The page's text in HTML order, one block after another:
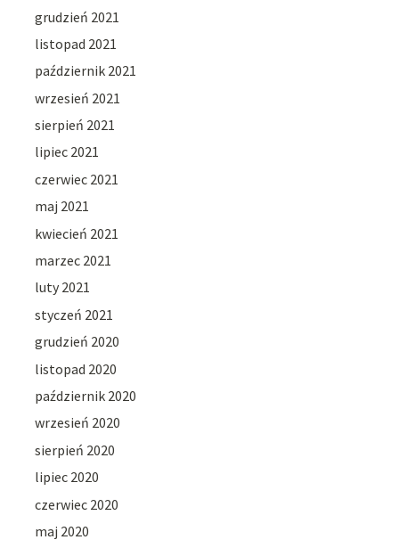
grudzień 2021
listopad 2021
październik 2021
wrzesień 2021
sierpień 2021
lipiec 2021
czerwiec 2021
maj 2021
kwiecień 2021
marzec 2021
luty 2021
styczeń 2021
grudzień 2020
listopad 2020
październik 2020
wrzesień 2020
sierpień 2020
lipiec 2020
czerwiec 2020
maj 2020